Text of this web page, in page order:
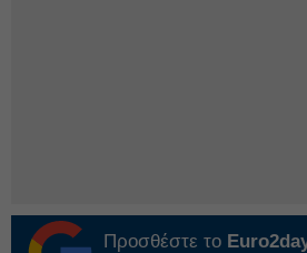
Προσθέστε το